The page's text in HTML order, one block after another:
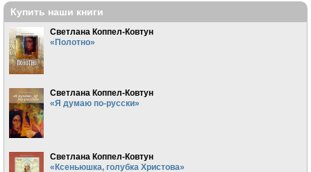
Купить наши книги
Светлана Коппел-Ковтун
«Полотно»
Светлана Коппел-Ковтун
«Я думаю по-русски»
Светлана Коппел-Ковтун
«Ксеньюшка, голубка Христова»